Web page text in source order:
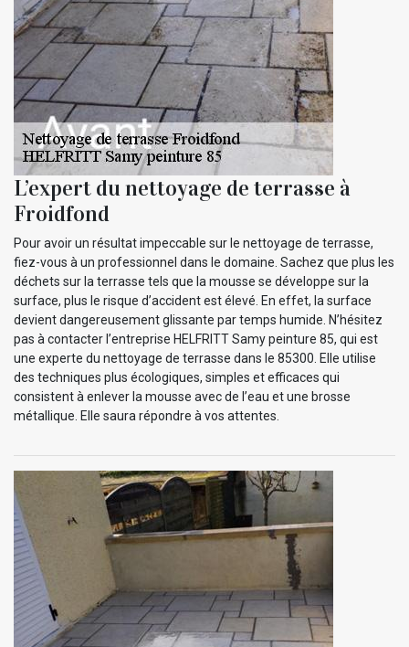
L’expert du nettoyage de terrasse à
Froidfond
Pour avoir un résultat impeccable sur le nettoyage de terrasse,
fiez-vous à un professionnel dans le domaine. Sachez que plus les
déchets sur la terrasse tels que la mousse se développe sur la
surface, plus le risque d’accident est élevé. En effet, la surface
devient dangereusement glissante par temps humide. N’hésitez
pas à contacter l’entreprise HELFRITT Samy peinture 85, qui est
une experte du nettoyage de terrasse dans le 85300. Elle utilise
des techniques plus écologiques, simples et efficaces qui
consistent à enlever la mousse avec de l’eau et une brosse
métallique. Elle saura répondre à vos attentes.